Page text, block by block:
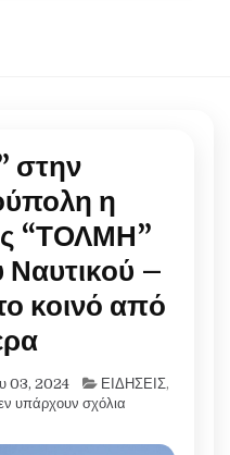
στην
η
“ΤΟΛΜΗ”
Ναυτικού –
κοινό από
03, 2024 ΕΙΔΗΣΕΙΣ,
υπάρχουν σχόλια